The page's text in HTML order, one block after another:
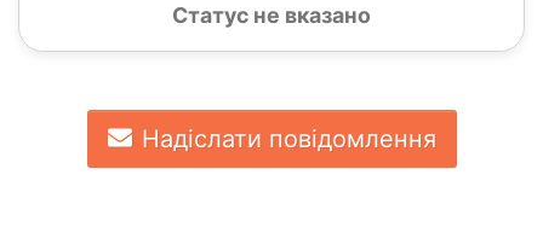
Статус не вказано
Надіслати повідомлення